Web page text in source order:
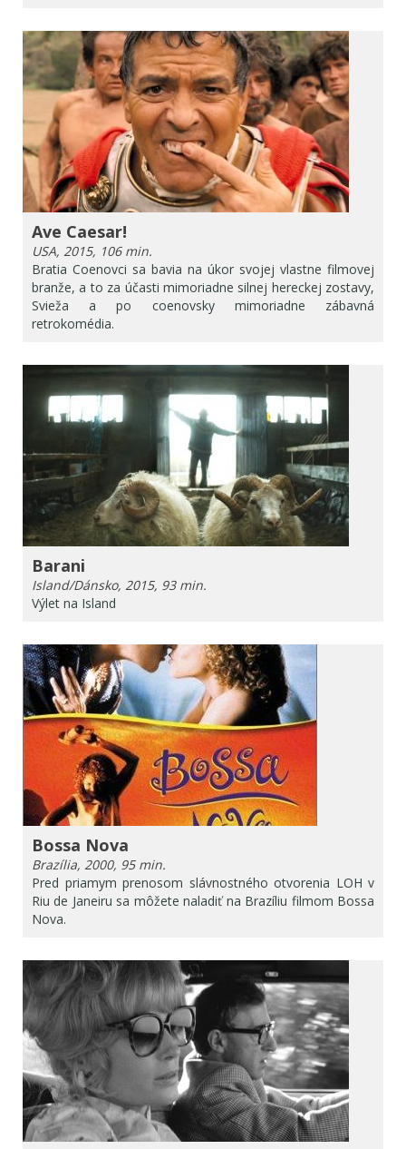
Ave Caesar!
USA, 2015, 106 min.
Bratia Coenovci sa bavia na úkor svojej vlastne filmovej
branže, a to za účasti mimoriadne silnej hereckej zostavy,
Svieža a po coenovsky mimoriadne zábavná
retrokomédia.
Barani
Island/Dánsko, 2015, 93 min.
Výlet na Island
Bossa Nova
Brazília, 2000, 95 min.
Pred priamym prenosom slávnostného otvorenia LOH v
Riu de Janeiru sa môžete naladiť na Brazíliu filmom Bossa
Nova.